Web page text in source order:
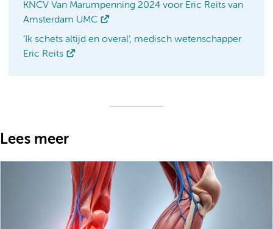
KNCV Van Marumpenning 2024 voor Eric Reits van
Amsterdam UMC
‘Ik schets altijd en overal’, medisch wetenschapper
Eric Reits
Lees meer